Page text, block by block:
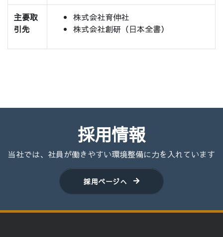
主要取
引先
株式会社育伸社
株式会社創研（日本全書）
採用情報
当社では、社員が働きやすい環境整備に力を入れています
採用ページへ